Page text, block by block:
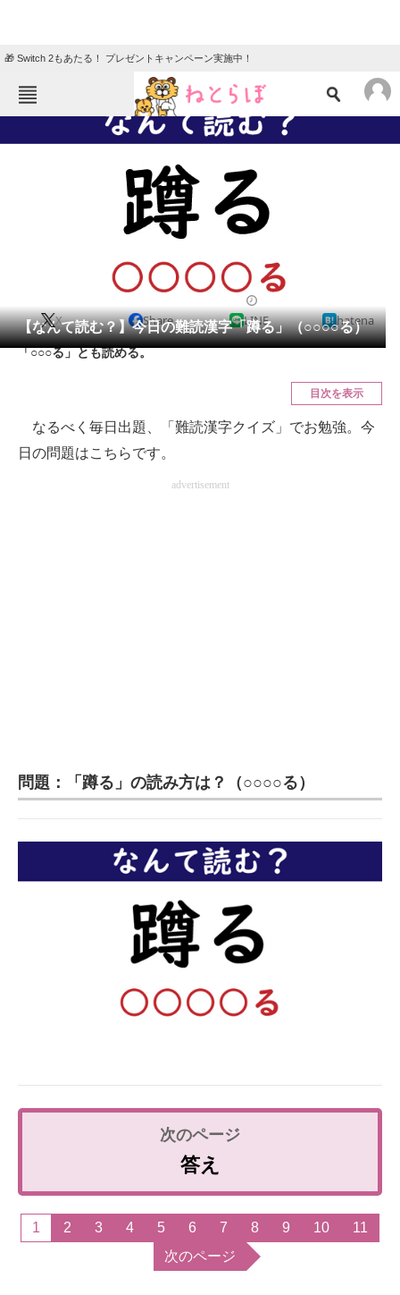
🎁 Switch 2もあたる！ プレゼントキャンペーン実施中！
ねとらぼメニュー
TOP ニュース
クイズ
地域
リサーチ
会員記事
ITの今と未来を見通す
ITエンジニア向け専門サイト
企業向けIT製品の総合サイト
IT製品の技術・比較・事例
製造業のIT導入・活用を支援
モノづくり技術者専門サイト
電子設計の基本と応用
ちょっと気になるネットの話題
【なんて読む？】今日の難読漢字「蹲る」（○○○○る）
X Share LINE hatena
「○○○る」とも読める。
目次を表示
なるべく毎日出題、「難読漢字クイズ」でお勉強。今
日の問題はこちらです。
advertisement
問題：「蹲る」の読み方は？（○○○○る）
答え
1 2 3 4 5 6 7 8 9 10
11
次のページ